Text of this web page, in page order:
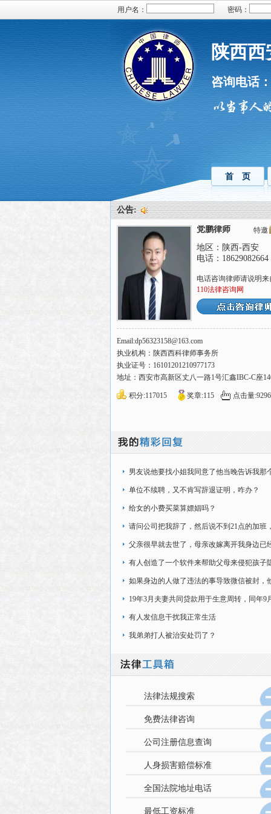
用户名： 密码：
陕西
咨询电话：
首 页
公告:
特邀
党鹏律师
地区：陕西-西安
电话：18629082664
电话咨询律师请说明来
110法律咨询网
Email:dp56323158@163.com
执业机构：陕西西科律师事务所
执业证号：16101201210977173
地址：西安市高新区丈八一路1号汇鑫IBC-C座
积分:117015 奖章:115 点击量
男友说他要找小姐我同意了他当晚告诉我那
他认识第二天那个
单位不续聘，又不肯写辞退证明，咋办？
给女的小费买菜算嫖娼吗？
请问公司把我辞了，然后说不到21点的加班
在加班时间内，
父亲很早就去世了，母亲改嫁离开我身边已
年了，现在是和奶奶在一起生活
有人创造了一个软件来帮助父母来侵犯孩子
法嘛，该软件可以强制锁手机
如果身边的人做了违法的事导致微信被封，
现实生活中做过违法的事情
19年3月夫妻共同贷款用于生意周转，同年9
婚，协议房子给前妻（房贷是我的名字）
有人发信息干扰我正常生活
我弟弟打人被治安处罚了？
法律法规搜索
免费法律咨询
公司注册信息查询
人身损害赔偿标准
全国法院地址电话
最低工资标准